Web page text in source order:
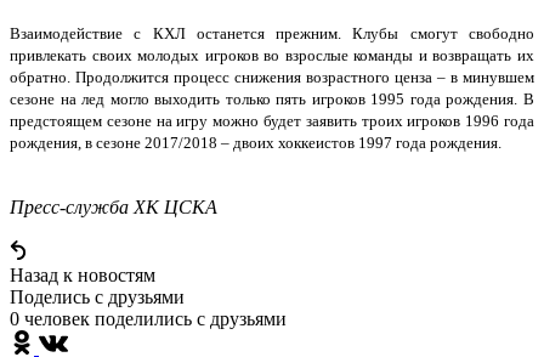
Взаимодействие с КХЛ останется прежним. Клубы смогут свободно
привлекать своих молодых игроков во взрослые команды и возвращать их
обратно. Продолжится процесс снижения возрастного ценза – в минувшем
сезоне на лед могло выходить только пять игроков 1995 года рождения. В
предстоящем сезоне на игру можно будет заявить троих игроков 1996 года
рождения, в сезоне 2017/2018 – двоих хоккеистов 1997 года рождения.
Пресс-служба ХК ЦСКА
Назад к новостям
Поделись c друзьями
0 человек поделились c друзьями